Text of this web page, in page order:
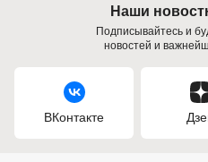
Наши
Подписывайтесь и
новостей и
ВКонтакте